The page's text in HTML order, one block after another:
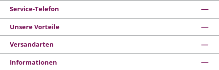
Service-Telefon
Unsere Vorteile
Versandarten
Informationen